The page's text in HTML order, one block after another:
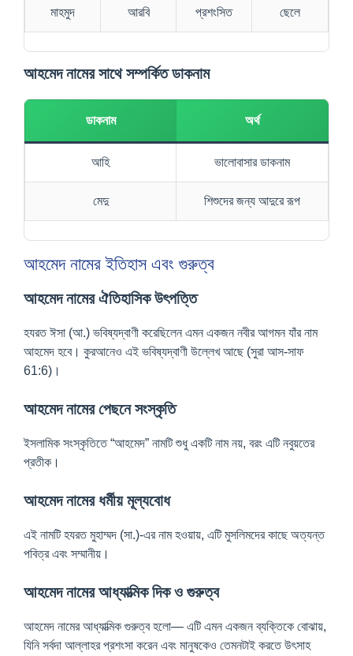
মাহমুদ আরবি প্রশংসিত ছেলে
আহমেদ নামের সাথে সম্পর্কিত ডাকনাম
ডাকনাম অর্থ
আহি ভালোবাসার ডাকনাম
মেদু শিশুদের জন্য আদুরে রূপ
আহমেদ নামের ইতিহাস এবং গুরুত্ব
আহমেদ নামের ঐতিহাসিক উৎপত্তি
হযরত ঈসা (আ.) ভবিষ্যদ্বাণী করেছিলেন এমন একজন নবীর আগমন যাঁর নাম
আহমেদ হবে। কুরআনেও এই ভবিষ্যদ্বাণী উল্লেখ আছে (সুরা আস-সাফ
61:6)।
আহমেদ নামের পেছনে সংস্কৃতি
ইসলামিক সংস্কৃতিতে “আহমেদ” নামটি শুধু একটি নাম নয়, বরং এটি নবুয়তের
প্রতীক।
আহমেদ নামের ধর্মীয় মূল্যবোধ
এই নামটি হযরত মুহাম্মদ (সা.)-এর নাম হওয়ায়, এটি মুসলিমদের কাছে অত্যন্ত
পবিত্র এবং সম্মানীয়।
আহমেদ নামের আধ্যাত্মিক দিক ও গুরুত্ব
আহমেদ নামের আধ্যাত্মিক গুরুত্ব হলো— এটি এমন একজন ব্যক্তিকে বোঝায়,
যিনি সর্বদা আল্লাহর প্রশংসা করেন এবং মানুষকেও তেমনটাই করতে উৎসাহ